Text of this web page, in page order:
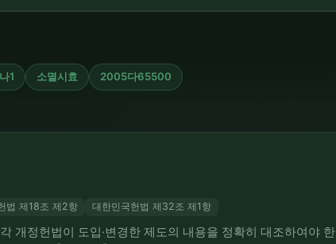
1 소멸시효 2005다65500
법 제18조 제2항 대한민국헌법 제32조 제1항
개정헌법이 도입·변경한 제도의 내용을 정확히 대조하여야 한